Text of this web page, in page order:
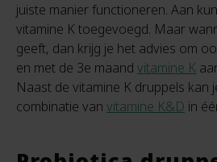
juiste manier functioneren. Aan
vitamine K toegevoegd. Maar
geeft, dan krijg je het advies om
en met de 3e maand vitamine K
Naast de vitamine K druppels kan
combinatie van vitamine K&D in